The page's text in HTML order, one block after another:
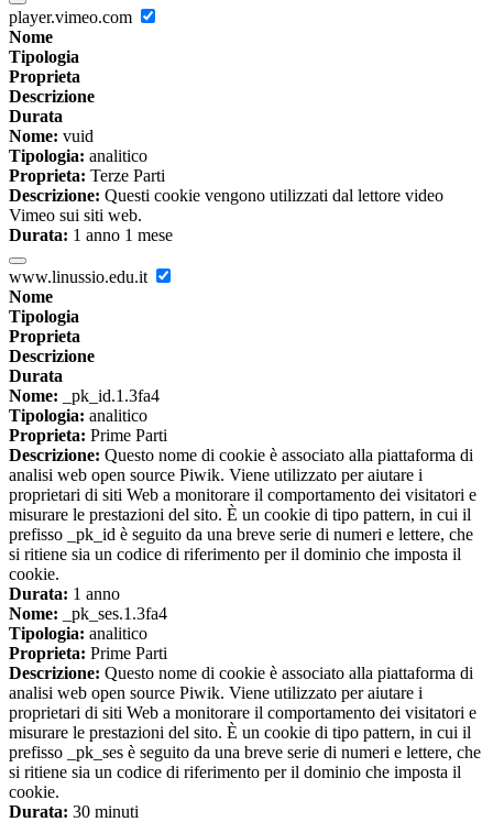
player.vimeo.com
Nome
Tipologia
Proprieta
Descrizione
Durata
Nome: vuid
Tipologia: analitico
Proprieta: Terze Parti
Descrizione: Questi cookie vengono utilizzati dal lettore video
Vimeo sui siti web.
Durata: 1 anno 1 mese
www.linussio.edu.it
Nome
Tipologia
Proprieta
Descrizione
Durata
Nome: _pk_id.1.3fa4
Tipologia: analitico
Proprieta: Prime Parti
Descrizione: Questo nome di cookie è associato alla piattaforma di
analisi web open source Piwik. Viene utilizzato per aiutare i
proprietari di siti Web a monitorare il comportamento dei visitatori e
misurare le prestazioni del sito. È un cookie di tipo pattern, in cui il
prefisso _pk_id è seguito da una breve serie di numeri e lettere, che
si ritiene sia un codice di riferimento per il dominio che imposta il
cookie.
Durata: 1 anno
Nome: _pk_ses.1.3fa4
Tipologia: analitico
Proprieta: Prime Parti
Descrizione: Questo nome di cookie è associato alla piattaforma di
analisi web open source Piwik. Viene utilizzato per aiutare i
proprietari di siti Web a monitorare il comportamento dei visitatori e
misurare le prestazioni del sito. È un cookie di tipo pattern, in cui il
prefisso _pk_ses è seguito da una breve serie di numeri e lettere, che
si ritiene sia un codice di riferimento per il dominio che imposta il
cookie.
Durata: 30 minuti